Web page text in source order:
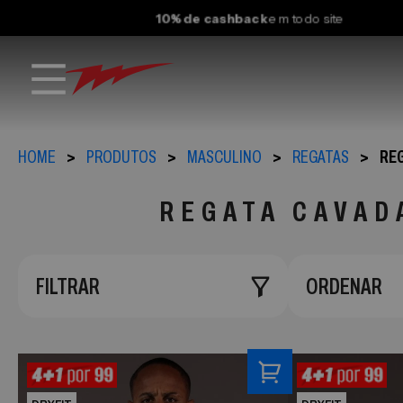
6x sem jurosnos cartões de crédito
HOME PRODUTOS MASCULINO REGATAS
REGATA
FILTRAR ORDENAR